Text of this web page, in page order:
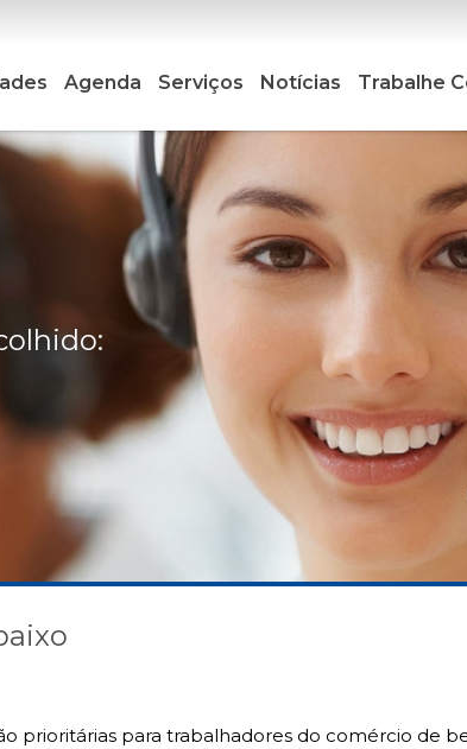
Agenda Serviços Notícias Trabalhe
prioritárias para trabalhadores do comércio de